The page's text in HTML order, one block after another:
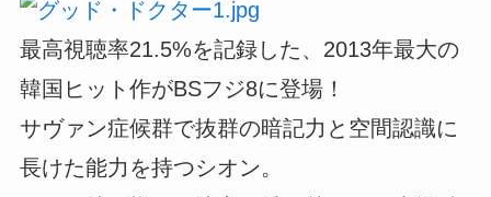
最高視聴率21.5%を記録した、2013年最大の
韓国ヒット作がBSフジ8に登場！
サヴァン症候群で抜群の暗記力と空間認識に
長けた能力を持つシオン。